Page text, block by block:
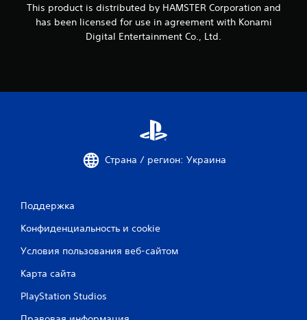
This product is distributed by HAMSTER Corporation and
has been licensed for use in agreement with Konami
Digital Entertainment Co., Ltd.
Страна / регион: Украина
Поддержка
Конфиденциальность и cookie
Условия пользования веб-сайтом
Карта сайта
PlayStation Studios